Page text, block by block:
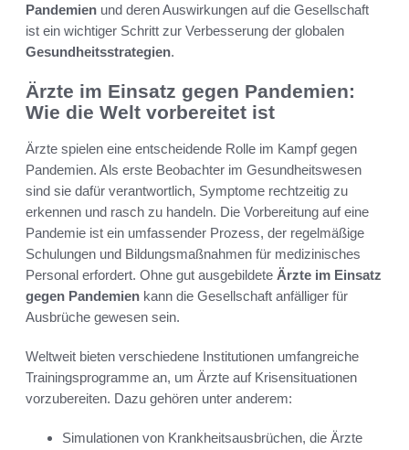
Pandemien und deren Auswirkungen auf die Gesellschaft
ist ein wichtiger Schritt zur Verbesserung der globalen
Gesundheitsstrategien.
Ärzte im Einsatz gegen Pandemien:
Wie die Welt vorbereitet ist
Ärzte spielen eine entscheidende Rolle im Kampf gegen
Pandemien. Als erste Beobachter im Gesundheitswesen
sind sie dafür verantwortlich, Symptome rechtzeitig zu
erkennen und rasch zu handeln. Die Vorbereitung auf eine
Pandemie ist ein umfassender Prozess, der regelmäßige
Schulungen und Bildungsmaßnahmen für medizinisches
Personal erfordert. Ohne gut ausgebildete Ärzte im Einsatz
gegen Pandemien kann die Gesellschaft anfälliger für
Ausbrüche gewesen sein.
Weltweit bieten verschiedene Institutionen umfangreiche
Trainingsprogramme an, um Ärzte auf Krisensituationen
vorzubereiten. Dazu gehören unter anderem:
Simulationen von Krankheitsausbrüchen, die Ärzte